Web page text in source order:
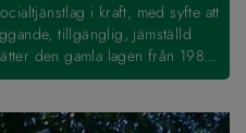
i kraft, med syfte att
tillgänglig, jämställd
den gamla lagen från 1980
till dagens samhälle.